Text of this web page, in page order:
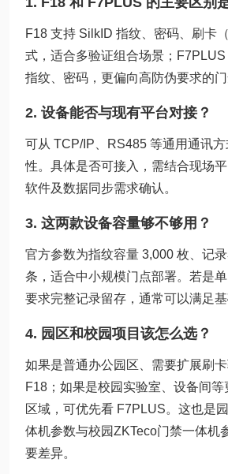
F18 支持 SilkID 指纹、密码、刷卡
式，适合多验证组合场景；
指纹、密码，更偏向高防伪要求的门
2. 设备能否与现有平台对接？
可从 TCP/IP、RS485 等通用通讯
性。具体是否可接入，需结合现场
软件及数据同步需求确认。
3. 这两款设备容量够不够用？
官方参数为指纹容量 3,000 枚、记
条，适合中小规模门点部署。若是
要求完整记录留存，通常可以满足基
4. 园区和校园项目该怎么选？
如果是普通办公园区、需要扩展刷
F18；如果是校园实验室、设备间
区域，可优先看 F7PLUS。这也是
体机参数与校园ZKTeco门禁一体机
要差异。